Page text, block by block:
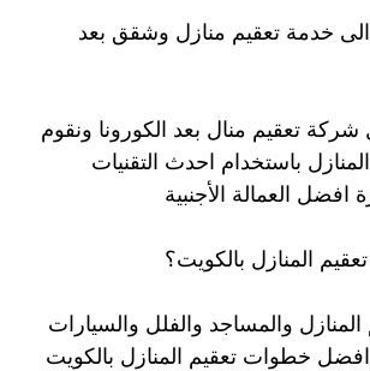
خدمة تعقيم منازل وشقق بعد
تعقيم منال بعد الكورونا ونقوم
باستخدام احدث التقنيات
افضل العمالة الأجنبية
المنازل بالكويت؟
والمساجد والفلل والسيارات
خطوات تعقيم المنازل بالكويت